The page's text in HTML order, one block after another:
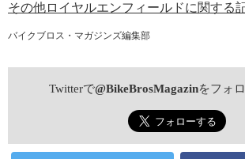
その他ロイヤルエンフィールドに関する
バイクブロス・マガジンズ編集部
Twitterで@BikeBrosMagazinをフォ